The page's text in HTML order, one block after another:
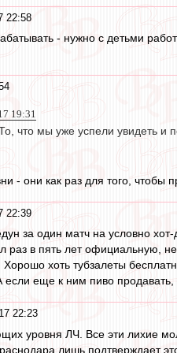
22:58
- нужно с детьми
19:31
что мы уже успели увидеть и
- они как раз для того, чтобы
22:39
за один матч на условно
раз в пять лет официальную,
Хорошо хоть тубзалеты
если еще к ним пиво продавать,
22:23
уровня ЛЧ. Все эти лихие
лишь подтверждает